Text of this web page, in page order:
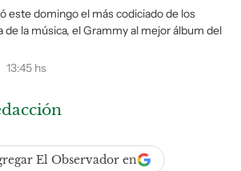
este domingo el más codiciado de los
de la música, el Grammy al mejor álbum del
13:45 hs
El Observador en